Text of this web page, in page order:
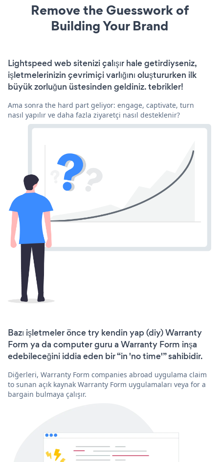
Remove the Guesswork of
Building Your Brand
Lightspeed web sitenizi çalışır hale getirdiyseniz,
işletmelerinizin çevrimiçi varlığını oluştururken ilk
büyük zorluğun üstesinden geldiniz. tebrikler!
Ama sonra the hard part geliyor: engage, captivate, turn
nasıl yapılır ve daha fazla ziyaretçi nasıl desteklenir?
Bazı işletmeler önce try kendin yap (diy) Warranty
Form ya da computer guru a Warranty Form inşa
edebileceğini iddia eden bir “in 'no time'” sahibidir.
Diğerleri, Warranty Form companies abroad uygulama claim
to sunan açık kaynak Warranty Form uygulamaları veya for a
bargain bulmaya çalışır.